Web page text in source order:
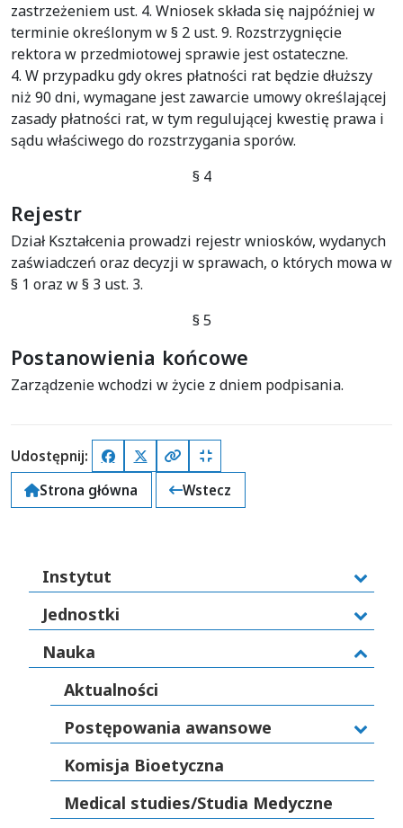
zastrzeżeniem ust. 4. Wniosek składa się najpóźniej w
terminie określonym w § 2 ust. 9. Rozstrzygnięcie
rektora w przedmiotowej sprawie jest ostateczne.
4. W przypadku gdy okres płatności rat będzie dłuższy
niż 90 dni, wymagane jest zawarcie umowy określającej
zasady płatności rat, w tym regulującej kwestię prawa i
sądu właściwego do rozstrzygania sporów.
§ 4
Rejestr
Dział Kształcenia prowadzi rejestr wniosków, wydanych
zaświadczeń oraz decyzji w sprawach, o których mowa w
§ 1 oraz w § 3 ust. 3.
§ 5
Postanowienia końcowe
Zarządzenie wchodzi w życie z dniem podpisania.
Udostępnij: FacebookX (Twitter)
Kopiuj pełny link
Kopiuj krótki link
Strona główna
Wstecz
Instytut
Jednostki
Nauka
Aktualności
Postępowania awansowe
Komisja Bioetyczna
Medical studies/Studia Medyczne